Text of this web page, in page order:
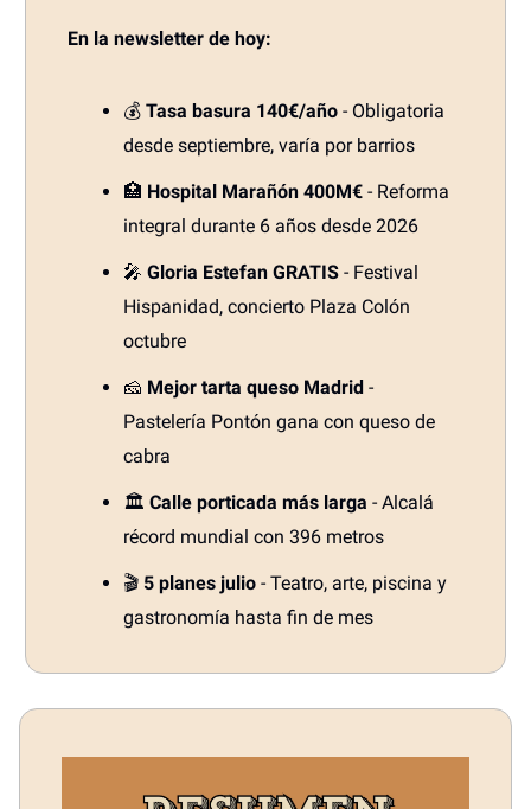
En la newsletter de hoy:
💰 Tasa basura 140€/año - Obligatoria
desde septiembre, varía por barrios
🏥 Hospital Marañón 400M€ - Reforma
integral durante 6 años desde 2026
🎤 Gloria Estefan GRATIS - Festival
Hispanidad, concierto Plaza Colón
octubre
🧀 Mejor tarta queso Madrid -
Pastelería Pontón gana con queso de
cabra
🏛️ Calle porticada más larga - Alcalá
récord mundial con 396 metros
🎬 5 planes julio - Teatro, arte, piscina y
gastronomía hasta fin de mes